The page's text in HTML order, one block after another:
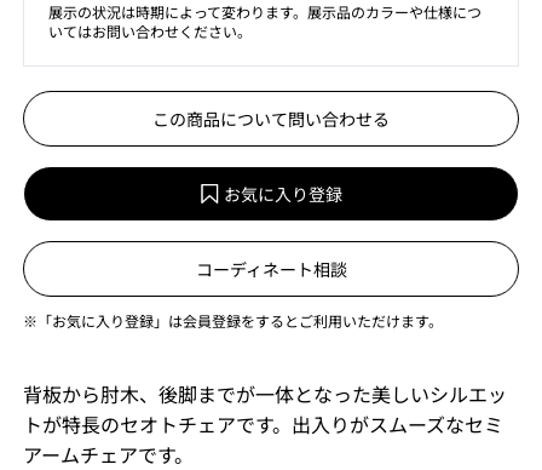
展示の状況は時期によって変わります。展示品のカラーや仕様につ
いてはお問い合わせください。
この商品について問い合わせる
お気に入り登録
コーディネート相談
※「お気に入り登録」は会員登録をするとご利用いただけます。
背板から肘木、後脚までが一体となった美しいシルエッ
トが特長のセオトチェアです。出入りがスムーズなセミ
アームチェアです。